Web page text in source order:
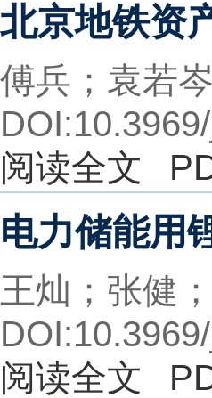
北京地铁资
傅兵；袁若
阅读全文
电力储能用
王灿；张健
阅读全文